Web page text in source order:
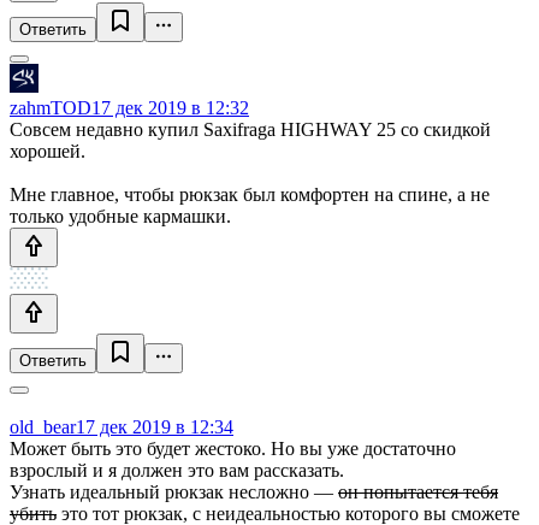
Ответить
zahmTOD17 дек 2019 в 12:32
Совсем недавно купил Saxifraga HIGHWAY 25 со скидкой
хорошей.
Мне главное, чтобы рюкзак был комфортен на спине, а не
только удобные кармашки.
Ответить
old_bear17 дек 2019 в 12:34
Может быть это будет жестоко. Но вы уже достаточно
взрослый и я должен это вам рассказать.
Узнать идеальный рюкзак несложно — он попытается тебя
убить это тот рюкзак, с неидеальностью которого вы сможете